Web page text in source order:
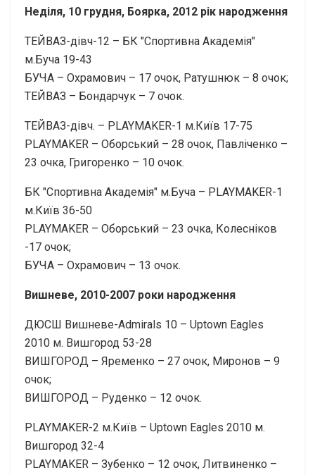
Неділя, 10 грудня, Боярка, 2012 рік народження
ТЕЙВАЗ-дівч-12 – БК "Спортивна Академія"
м.Буча 19-43
БУЧА – Охрамович – 17 очок, Ратушнюк – 8 очок;
ТЕЙВАЗ – Бондарчук – 7 очок.
ТЕЙВАЗ-дівч. – PLAYMAKER-1 м.Київ 17-75
PLAYMAKER – Оборський – 28 очок, Павліченко –
23 очка, Григоренко – 10 очок.
БК "Спортивна Академія" м.Буча – PLAYMAKER-1
м.Київ 36-50
PLAYMAKER – Оборський – 23 очка, Колесніков
-17 очок;
БУЧА – Охрамович – 13 очок.
Вишневе, 2010-2007 роки народження
ДЮСШ Вишневе-Admirals 10 – Uptown Eagles
2010 м. Вишгород 53-28
ВИШГОРОД – Яременко – 27 очок, Миронов – 9
очок;
ВИШГОРОД – Руденко – 12 очок.
PLAYMAKER-2 м.Київ – Uptown Eagles 2010 м.
Вишгород 32-4
PLAYMAKER – Зубенко – 12 очок, Литвиненко –